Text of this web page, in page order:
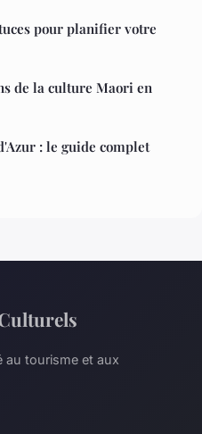
pour planifier votre
de la culture Maori en
: le guide complet
au tourisme et aux